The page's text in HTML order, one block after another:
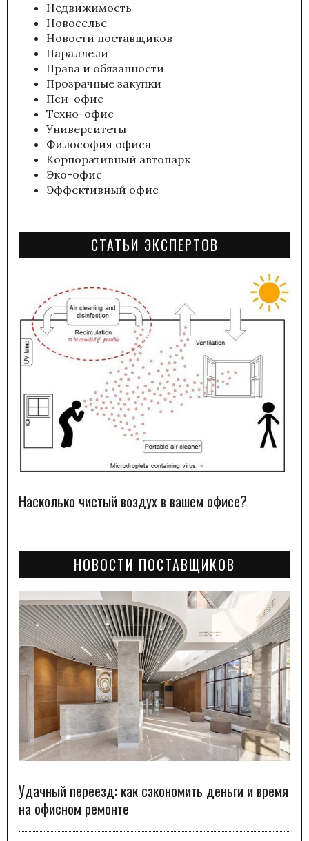
Недвижимость
Новоселье
Новости поставщиков
Параллели
Права и обязанности
Прозрачные закупки
Пси-офис
Техно-офис
Университеты
Философия офиса
Корпоративный автопарк
Эко-офис
Эффективный офис
СТАТЬИ ЭКСПЕРТОВ
Насколько чистый воздух в вашем офисе?
НОВОСТИ ПОСТАВЩИКОВ
Удачный переезд: как сэкономить деньги и время
на офисном ремонте